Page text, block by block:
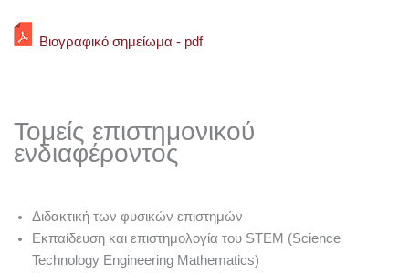
Βιογραφικό σημείωμα - pdf
Τομείς επιστημονικού
ενδιαφέροντος
Διδακτική των φυσικών επιστημών
Εκπαίδευση και επιστημολογία του STEM (Science
Technology Engineering Mathematics)